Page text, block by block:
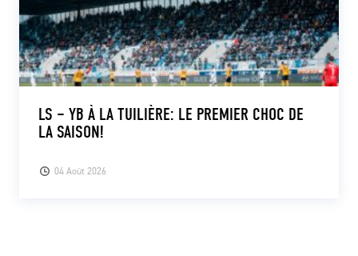
04 Août 2026
LS – YB À LA TUILIÈRE: LE PREMIER CHOC DE
LA SAISON!